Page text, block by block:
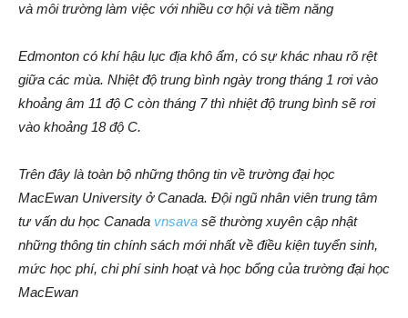
và môi trường làm việc với nhiều cơ hội và tiềm năng
Edmonton có khí hậu lục địa khô ẩm, có sự khác nhau rõ rệt
giữa các mùa. Nhiệt độ trung bình ngày trong tháng 1 rơi vào
khoảng âm 11 độ C còn tháng 7 thì nhiệt độ trung bình sẽ rơi
vào khoảng 18 độ C.
Trên đây là toàn bộ những thông tin về trường đại học
MacEwan University ở Canada. Đội ngũ nhân viên trung tâm
tư vấn du học Canada vnsava sẽ thường xuyên cập nhật
những thông tin chính sách mới nhất về điều kiện tuyển sinh,
mức học phí, chi phí sinh hoạt và học bổng của trường đại học
MacEwan